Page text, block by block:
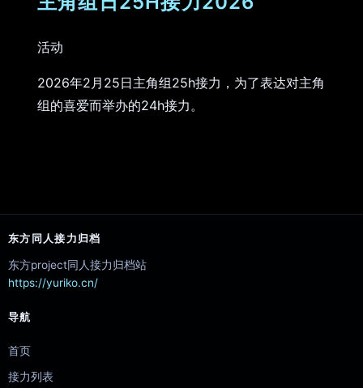
活动
2026年2月25日主角组25h接力，为了表达对主角
组的喜爱而举办的24h接力。
东方同人接力归档
东方project同人接力归档站
https://yuriko.cn/
导航
首页
接力列表